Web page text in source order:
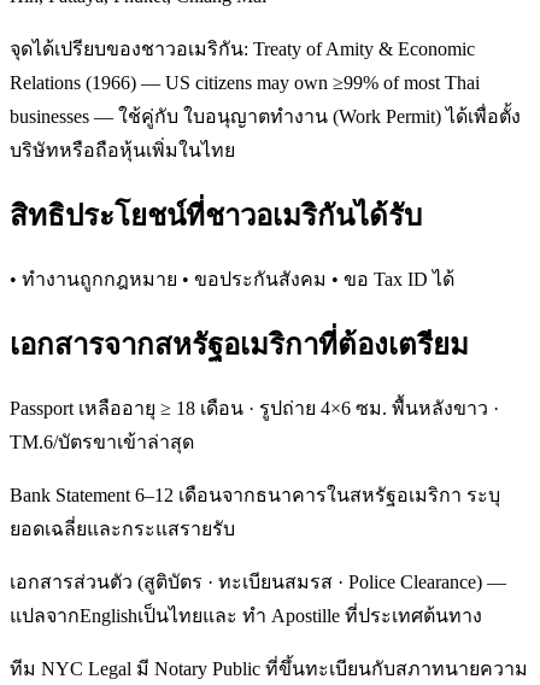
จุดได้เปรียบของชาวอเมริกัน: Treaty of Amity & Economic
Relations (1966) — US citizens may own ≥99% of most Thai
businesses — ใช้คู่กับ ใบอนุญาตทำงาน (Work Permit) ได้เพื่อตั้ง
บริษัทหรือถือหุ้นเพิ่มในไทย
สิทธิประโยชน์ที่ชาวอเมริกันได้รับ
• ทำงานถูกกฎหมาย • ขอประกันสังคม • ขอ Tax ID ได้
เอกสารจากสหรัฐอเมริกาที่ต้องเตรียม
Passport เหลืออายุ ≥ 18 เดือน · รูปถ่าย 4×6 ซม. พื้นหลังขาว ·
TM.6/บัตรขาเข้าล่าสุด
Bank Statement 6–12 เดือนจากธนาคารในสหรัฐอเมริกา ระบุ
ยอดเฉลี่ยและกระแสรายรับ
เอกสารส่วนตัว (สูติบัตร · ทะเบียนสมรส · Police Clearance) —
แปลจากEnglishเป็นไทยและ ทำ Apostille ที่ประเทศต้นทาง
ทีม NYC Legal มี Notary Public ที่ขึ้นทะเบียนกับสภาทนายความ